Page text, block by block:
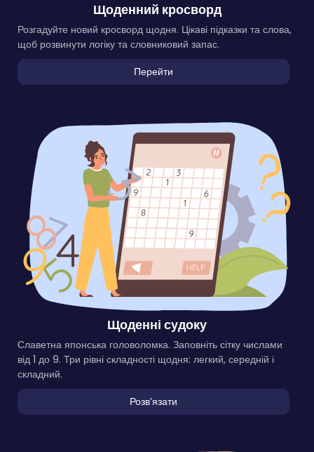
Щоденний кросворд
Розгадуйте новий кросворд щодня. Цікаві підказки та слова,
щоб розвинути логіку та словниковий запас.
Перейти
Щоденні судоку
Славетна японська головоломка. Заповніть сітку числами
від 1 до 9. Три рівні складності щодня: легкий, середній і
складний.
Розвʼязати